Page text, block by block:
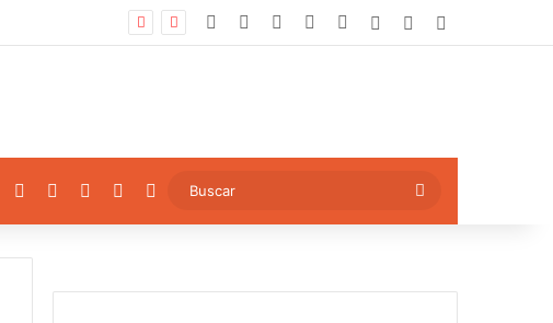
Facebook YouTubeInstagram
TikTokLog InArtículo
Facebook YouTubeInstagram
TikTokArtículo aleatorio